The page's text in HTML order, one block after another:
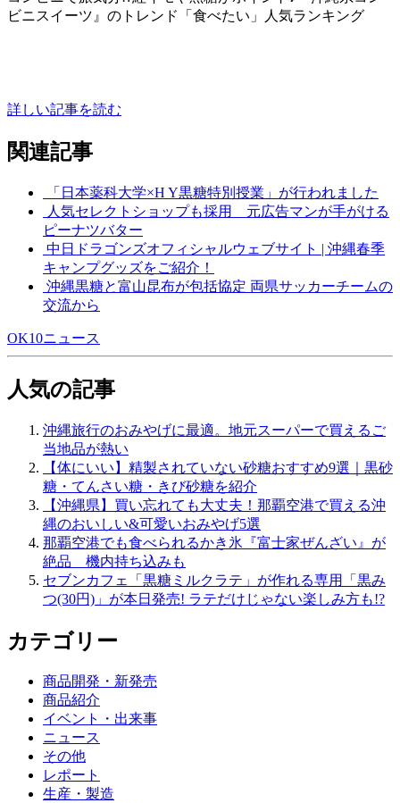
ビニスイーツ』のトレンド「食べたい」人気ランキング
詳しい記事を読む
関連記事
「日本薬科大学×H Y黒糖特別授業」が行われました
人気セレクトショップも採用 元広告マンが手がける
ピーナツバター
中日ドラゴンズオフィシャルウェブサイト | 沖縄春季
キャンプグッズをご紹介！
沖縄黒糖と富山昆布が包括協定 両県サッカーチームの
交流から
OK10ニュース
人気の記事
沖縄旅行のおみやげに最適。地元スーパーで買えるご
当地品が熱い
【体にいい】精製されていない砂糖おすすめ9選｜黒砂
糖・てんさい糖・きび砂糖を紹介
【沖縄県】買い忘れても大丈夫！那覇空港で買える沖
縄のおいしい&可愛いおみやげ5選
那覇空港でも食べられるかき氷『富士家ぜんざい』が
絶品 機内持ち込みも
セブンカフェ「黒糖ミルクラテ」が作れる専用「黒み
つ(30円)」が本日発売! ラテだけじゃない楽しみ方も!?
カテゴリー
商品開発・新発売
商品紹介
イベント・出来事
ニュース
その他
レポート
生産・製造